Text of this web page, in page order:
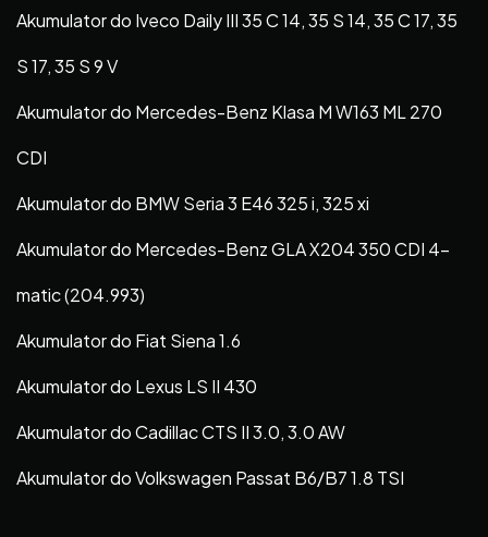
Akumulator do Iveco Daily III 35 C 14, 35 S 14, 35 C 17, 35
S 17, 35 S 9 V
Akumulator do Mercedes-Benz Klasa M W163 ML 270
CDI
Akumulator do BMW Seria 3 E46 325 i, 325 xi
Akumulator do Mercedes-Benz GLA X204 350 CDI 4-
matic (204.993)
Akumulator do Fiat Siena 1.6
Akumulator do Lexus LS II 430
Akumulator do Cadillac CTS II 3.0, 3.0 AW
Akumulator do Volkswagen Passat B6/B7 1.8 TSI